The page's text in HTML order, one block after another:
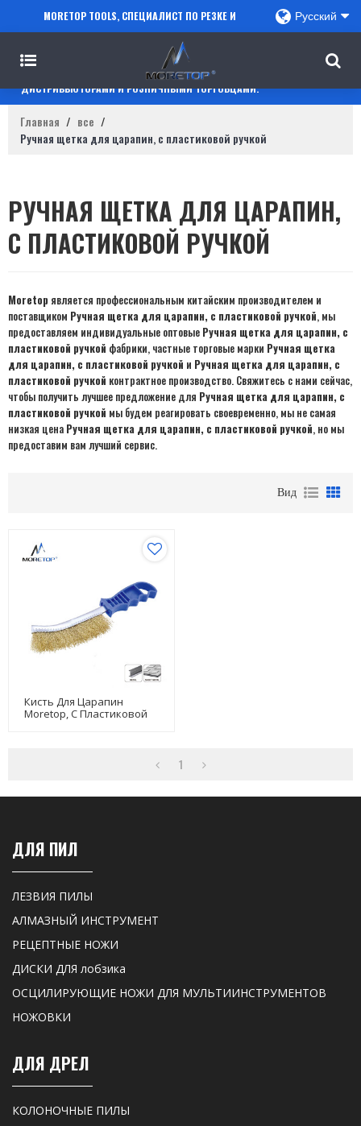
MORETOP TOOLS, СПЕЦИАЛИСТ ПО РЕЗКЕ И
СВЕРЛЕНИЮ, СОТРУДНИЧАЕТ С ПРОДАВЦАМИ
AMAZON, РЕГИОНАЛЬНЫМИ ОПТОВИКАМИ,
ДИСТРИБЬЮТОРАМИ И РОЗНИЧНЫМИ ТОРГОВЦАМИ.
Русский
Главная / все /
Ручная щетка для царапин, с пластиковой ручкой
РУЧНАЯ ЩЕТКА ДЛЯ ЦАРАПИН,
С ПЛАСТИКОВОЙ РУЧКОЙ
Moretop является профессиональным китайским производителем и
поставщиком Ручная щетка для царапин, с пластиковой ручкой, мы
предоставляем индивидуальные оптовые Ручная щетка для царапин, с
пластиковой ручкой фабрики, частные торговые марки Ручная щетка
для царапин, с пластиковой ручкой и Ручная щетка для царапин, с
пластиковой ручкой контрактное производство. Свяжитесь с нами сейчас,
чтобы получить лучшее предложение для Ручная щетка для царапин, с
пластиковой ручкой мы будем реагировать своевременно, мы не самая
низкая цена Ручная щетка для царапин, с пластиковой ручкой, но мы
предоставим вам лучший сервис.
Вид
Кисть Для Царапин
Moretop, С Пластиковой
1
ДЛЯ ПИЛ
ЛЕЗВИЯ ПИЛЫ
АЛМАЗНЫЙ ИНСТРУМЕНТ
РЕЦЕПТНЫЕ НОЖИ
ДИСКИ ДЛЯ лобзика
ОСЦИЛИРУЮЩИЕ НОЖИ ДЛЯ МУЛЬТИИНСТРУМЕНТОВ
НОЖОВКИ
ДЛЯ ДРЕЛ
КОЛОНОЧНЫЕ ПИЛЫ